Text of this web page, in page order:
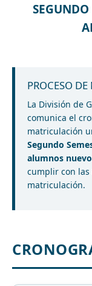
PROCESO
La División de
comunica el
matriculación
Segundo
alumnos
cumplir con las
matriculación.